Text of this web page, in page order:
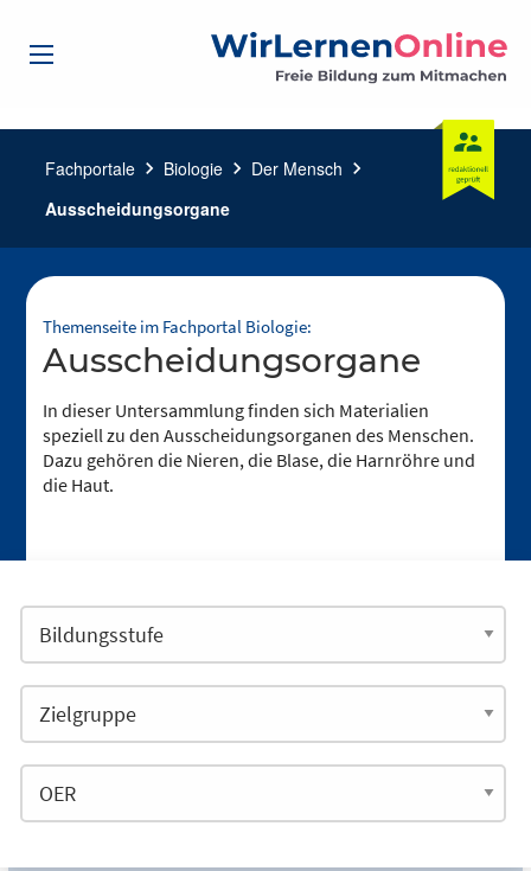
Fachportale chevron_right Biologie chevron_right Der Mensch chevron_right
Ausscheidungsorgane
Themenseite im Fachportal Biologie:
Ausscheidungsorgane
In dieser Untersammlung finden sich Materialien
speziell zu den Ausscheidungsorganen des Menschen.
Dazu gehören die Nieren, die Blase, die Harnröhre und
die Haut.